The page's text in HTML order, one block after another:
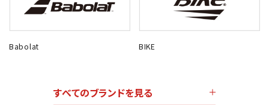
Babolat BIKE
すべてのブランドを見る